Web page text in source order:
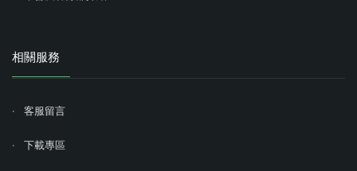
相關服務
客服留言
下載專區